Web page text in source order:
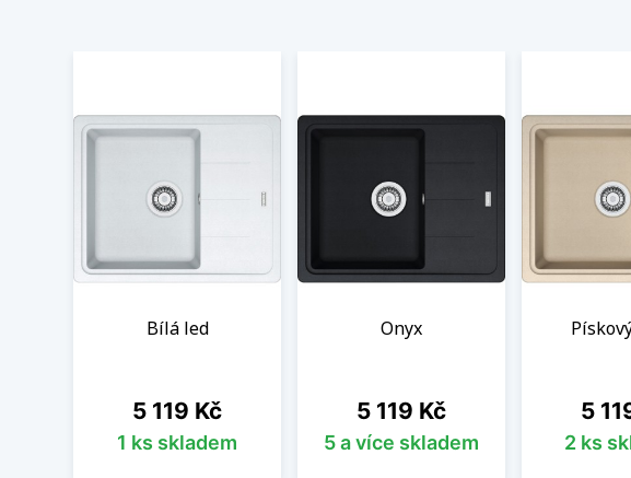
Bílá led
Cena
5 119 Kč
1 ks skladem
Onyx
Cena
5 119 Kč
5 a více skladem
Cena
5
2 ks